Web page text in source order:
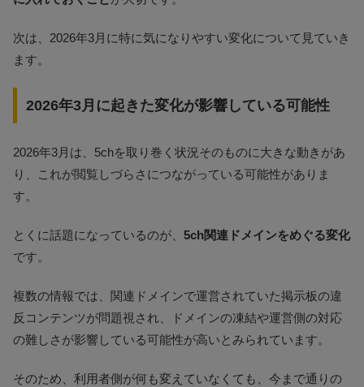
次は、2026年3月に特に気になりやすい変化について見ていき
ます。
2026年3月に起きた変化が影響している可能性
2026年3月は、5chを取り巻く状況そのものに大きな動きがあ
り、これが閲覧しづらさにつながっている可能性がありま
す。
とくに話題になっているのが、 5ch関連ドメインをめぐる変化
です。
複数の情報では、関連ドメインで運営されていた掲示板の違
反コンテンツが問題視され、ドメインの凍結や運営側の対応
の難しさが影響している可能性が高いとみられています。
そのため、利用者側が何も変えていなくても、今まで通りの